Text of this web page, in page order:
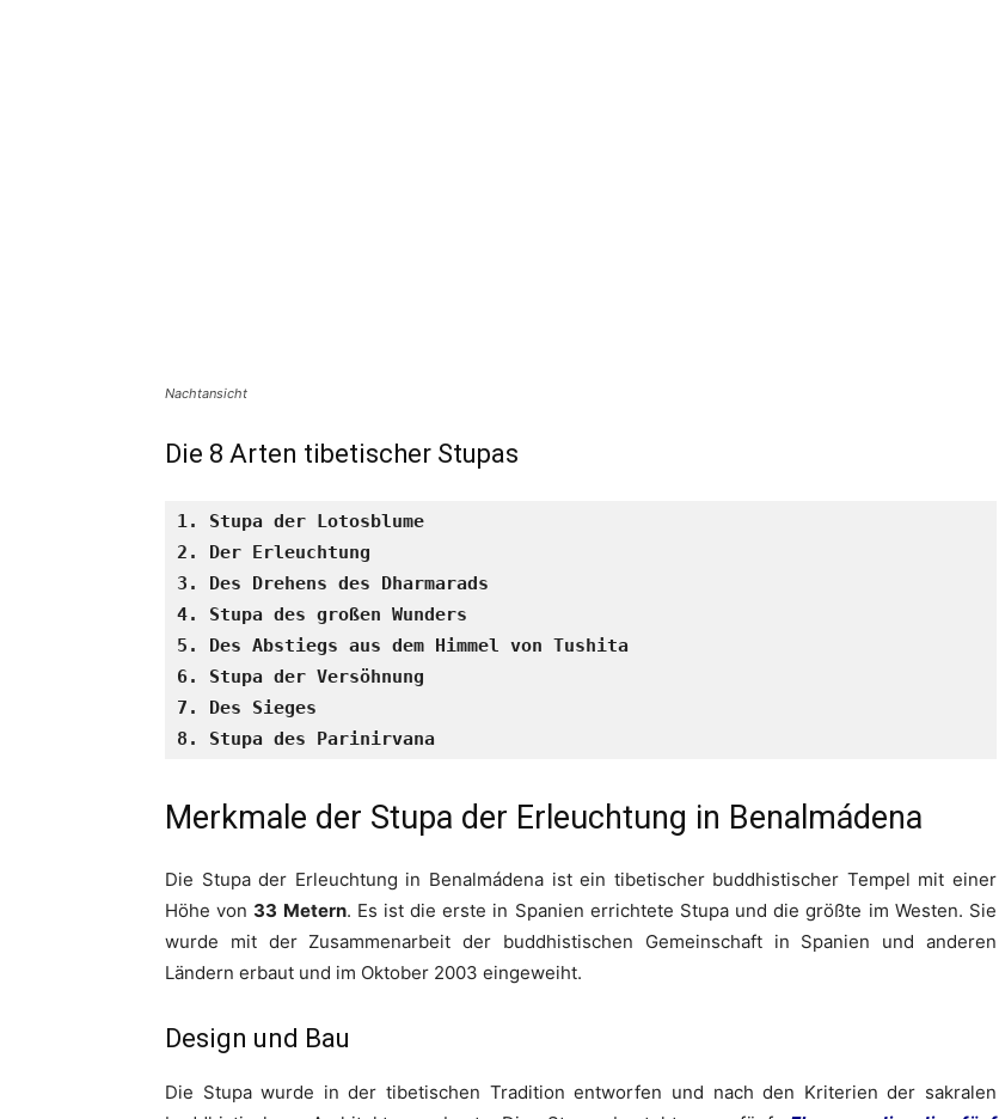
Nachtansicht
Die 8 Arten tibetischer Stupas
1. Stupa der Lotosblume
2. Der Erleuchtung
3. Des Drehens des Dharmarads
4. Stupa des großen Wunders
5. Des Abstiegs aus dem Himmel von Tushita
6. Stupa der Versöhnung
7. Des Sieges
8. Stupa des Parinirvana
Merkmale der Stupa der Erleuchtung in Benalmádena
Die Stupa der Erleuchtung in Benalmádena ist ein tibetischer buddhistischer Tempel mit einer
Höhe von 33 Metern. Es ist die erste in Spanien errichtete Stupa und die größte im Westen. Sie
wurde mit der Zusammenarbeit der buddhistischen Gemeinschaft in Spanien und anderen
Ländern erbaut und im Oktober 2003 eingeweiht.
Design und Bau
Die Stupa wurde in der tibetischen Tradition entworfen und nach den Kriterien der sakralen